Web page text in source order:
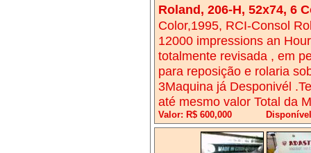
Roland, 206-H, 52x74, 6
Color,1995, RCI-Consol
12000 impressions an
totalmente revisada , em
para reposição e rolaria
3Maquina já Desponivél
até mesmo valor Total da
Valor: R$ 600,000